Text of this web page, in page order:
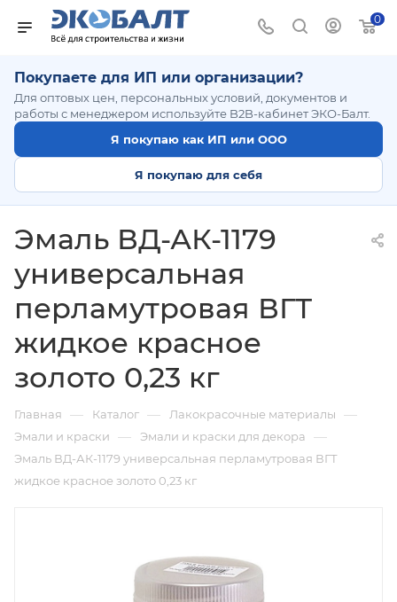
0
Покупаете для ИП или организации?
Для оптовых цен, персональных условий, документов и
работы с менеджером используйте B2B-кабинет ЭКО-Балт.
Я покупаю как ИП или ООО
Я покупаю для себя
Эмаль ВД-АК-1179
универсальная
перламутровая ВГТ
жидкое красное
золото 0,23 кг
Главная — Каталог — Лакокрасочные материалы —
Эмали и краски — Эмали и краски для декора —
Эмаль ВД-АК-1179 универсальная перламутровая ВГТ
жидкое красное золото 0,23 кг